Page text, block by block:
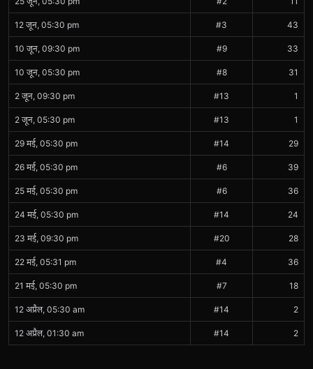
12 जून, 05:30 pm #3 43
10 जून, 09:30 pm #9 33
10 जून, 05:30 pm #8 31
2 जून, 09:30 pm #13 1
2 जून, 05:30 pm #13 1
29 मई, 05:30 pm #14 29
26 मई, 05:30 pm #6 39
25 मई, 05:30 pm #6 36
24 मई, 05:30 pm #14 24
23 मई, 09:30 pm #20 28
22 मई, 05:31 pm #4 36
21 मई, 05:30 pm #7 18
12 अप्रैल, 05:30 am #14 2
12 अप्रैल, 01:30 am #14 2